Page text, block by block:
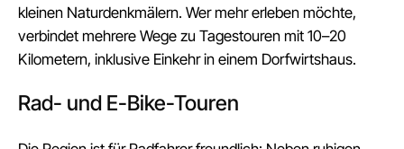
kleinen Naturdenkmälern. Wer mehr erleben möchte,
verbindet mehrere Wege zu Tagestouren mit 10–20
Kilometern, inklusive Einkehr in einem Dorfwirtshaus.
Rad- und E-Bike-Touren